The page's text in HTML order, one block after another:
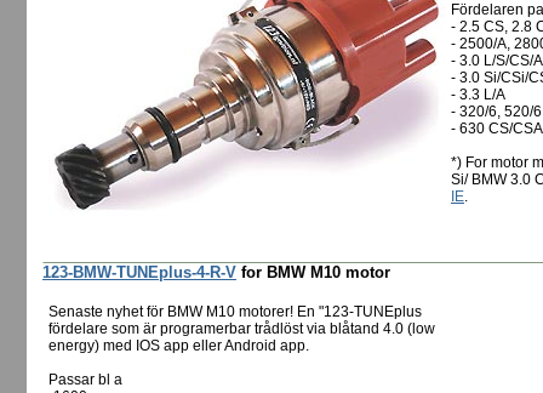
Fördelaren
- 2.5 CS, 2.8
- 2500/A,
- 3.0 L/S/CS/A
- 3.0 Si/CSi/
- 3.3 L/A
- 320/6, 520/6
- 630 CS/CSA
*) For motor
Si/ BMW 3.0
IE.
123-BMW-TUNEplus-4-R-V for BMW M10 motor
Senaste nyhet för BMW M10 motorer! En "123-TUNEplus
fördelare som är programerbar trådlöst via blåtand 4.0 (low
energy) med IOS app eller Android app.
Passar bl a